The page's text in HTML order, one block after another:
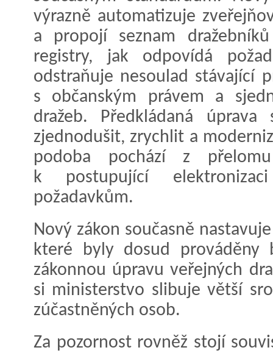
výrazně automatizuje
a propojí seznam
registry, jak odpovídá
odstraňuje nesoulad stávající
s občanským právem a
dražeb. Předkládaná
zjednodušit, zrychlit a
podoba pochází z
k postupující
požadavkům.
Nový zákon současně
které byly dosud prováděny
zákonnou úpravu veřejných
si ministerstvo slibuje větší
zúčastněných osob.
Za pozornost rovněž stojí